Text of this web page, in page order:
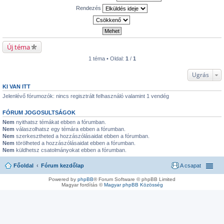
Rendezés
Új téma
1 téma • Oldal: 1 / 1
Ugrás
KI VAN ITT
Jelenlévő fórumozók: nincs regisztrált felhasználó valamint 1 vendég
FÓRUM JOGOSULTSÁGOK
Nem nyithatsz témákat ebben a fórumban.
Nem válaszolhatsz egy témára ebben a fórumban.
Nem szerkesztheted a hozzászólásaidat ebben a fórumban.
Nem törölheted a hozzászólásaidat ebben a fórumban.
Nem küldhetsz csatolmányokat ebben a fórumban.
Főoldal Fórum kezdőlap A csapat
Powered by phpBB® Forum Software © phpBB Limited
Magyar fordítás ©Magyar phpBB Közösség